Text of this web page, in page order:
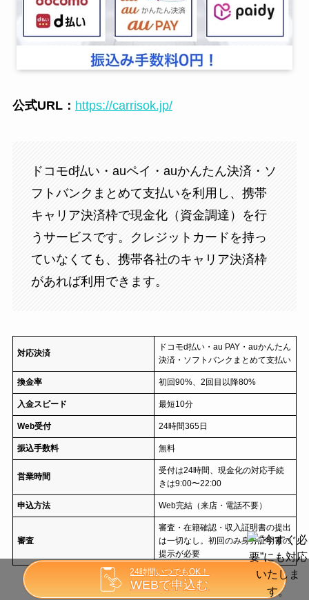
公式URL： https://carrisok.jp/
ドコモd払い・auペイ・auかんたん決済・ソ
フトバンクまとめて支払いを利用し、携帯
キャリア決済枠で現金化（資金調達）を行
うサービスです。クレジットカードを持っ
ていなくても、携帯各社のキャリア決済枠
があれば利用できます。
対応決済
ドコモd払い・au PAY・auかんたん
決済・ソフトバンクまとめて支払い
換金率 初回90%、2回目以降80%
入金スピード 最短10分
Web受付 24時間365日
振込手数料 無料
営業時間
受付は24時間、現金化の対応手続
きは9:00〜22:00
申込方法 Web完結（来店・電話不要）
審査
審査・在籍確認・収入証明書の提出
は一切なし。初回のみ身分証明書の
提示が必要
キャリソックの基本情報
24時間いつでもOK！
WEBで申込む